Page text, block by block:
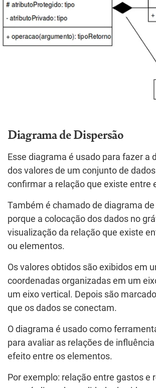
Diagrama de Dispersão
Esse diagrama é usado para fazer a
dos valores de um conjunto de
confirmar a relação que existe entre
Também é chamado de diagrama
porque a colocação dos dados no
visualização da relação que existe
ou elementos.
Os valores obtidos são exibidos em
coordenadas organizadas em um
um eixo vertical. Depois são
que os dados se conectam.
O diagrama é usado como
para avaliar as relações de
efeito entre os elementos.
Por exemplo: relação entre gastos e